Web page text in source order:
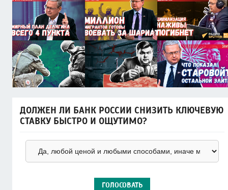
ДОЛЖЕН ЛИ БАНК РОССИИ СНИЗИТЬ КЛЮЧЕВУЮ
СТАВКУ БЫСТРО И ОЩУТИМО?
ГОЛОСОВАТЬ